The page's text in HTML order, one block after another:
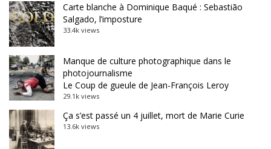
Carte blanche à Dominique Baqué : Sebastião
Salgado, l’imposture
33.4k views
Manque de culture photographique dans le
photojournalisme
Le Coup de gueule de Jean-François Leroy
29.1k views
Ça s’est passé un 4 juillet, mort de Marie Curie
13.6k views